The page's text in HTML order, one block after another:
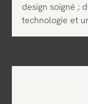
design soigné ;
technologie et